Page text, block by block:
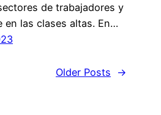
de trabajadores y
en las clases altas. En…
Older Posts →